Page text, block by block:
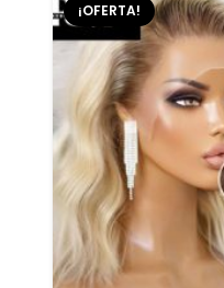
¡OFERTA!